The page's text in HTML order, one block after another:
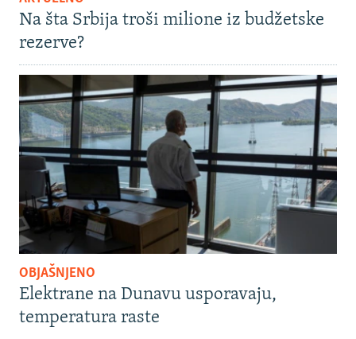
Na šta Srbija troši milione iz budžetske
rezerve?
OBJAŠNJENO
Elektrane na Dunavu usporavaju,
temperatura raste